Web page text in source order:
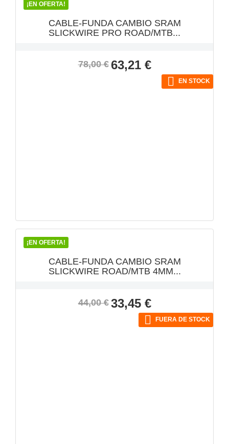
¡EN OFERTA!
CABLE-FUNDA CAMBIO SRAM
SLICKWIRE PRO ROAD/MTB...
Precio
78,00 € Precio
63,21 €
 EN STOCK
¡EN OFERTA!
CABLE-FUNDA CAMBIO SRAM
SLICKWIRE ROAD/MTB 4MM...
Precio
44,00 € Precio
33,45 €
 FUERA DE STOCK